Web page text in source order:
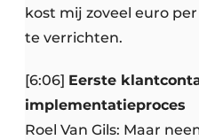
kost mij zoveel euro
te verrichten.
[6:06] Eerste
implementatieproces
Roel Van Gils: Maar